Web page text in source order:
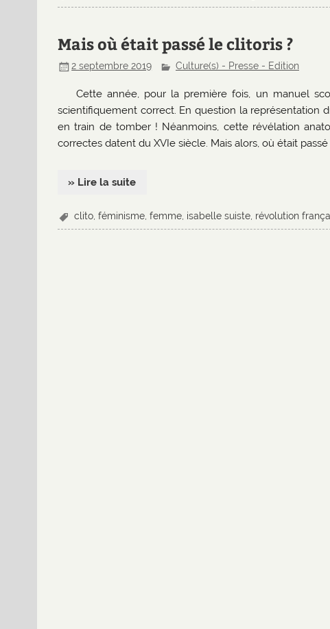
Mais où était passé le clitoris ?
2 septembre 2019 Culture(s) - Presse - Edition
Cette année, pour la première fois, un manuel
scientifiquement correct. En question la représentation
en train de tomber ! Néanmoins, cette révélation
correctes datent du XVIe siècle. Mais alors, où était
» Lire la suite
clito ,féminisme ,femme isabelle suiste révolution